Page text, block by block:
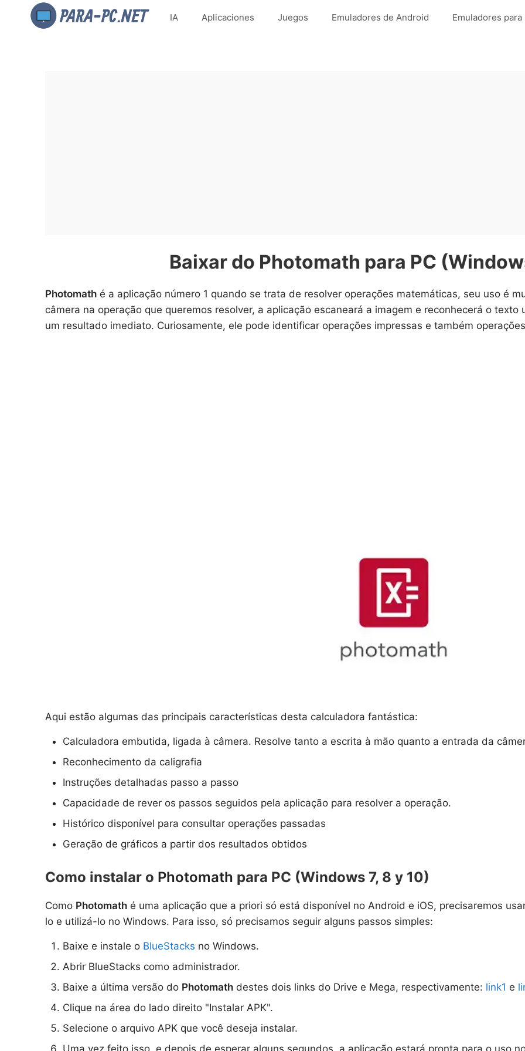
IA Aplicaciones Juegos Emuladores de Android Emuladores para
Baixar do Photomath para PC
Photomath é a aplicação número 1 quando se trata de resolver operações matemáticas, seu uso é
câmera na operação que queremos resolver, a aplicação escaneará a imagem e reconhecerá o
um resultado imediato. Curiosamente, ele pode identificar operações impressas e também
Aqui estão algumas das principais características desta calculadora fantástica:
Calculadora embutida, ligada à câmera. Resolve tanto a escrita à mão quanto a entrada da
Reconhecimento da caligrafia
Instruções detalhadas passo a passo
Capacidade de rever os passos seguidos pela aplicação para resolver a operação.
Histórico disponível para consultar operações passadas
Geração de gráficos a partir dos resultados obtidos
Como instalar o Photomath para PC (Windows 7, 8 y 10)
Como Photomath é uma aplicação que a priori só está disponível no Android e iOS, precisaremos
lo e utilizá-lo no Windows. Para isso, só precisamos seguir alguns passos simples:
Baixe e instale o BlueStacks no Windows.
Abrir BlueStacks como administrador.
Baixe a última versão do Photomath destes dois links do Drive e Mega, respectivamente: link1 e
Clique na área do lado direito "Instalar APK".
Selecione o arquivo APK que você deseja instalar.
Uma vez feito isso, e depois de esperar alguns segundos, a aplicação estará pronta para o uso